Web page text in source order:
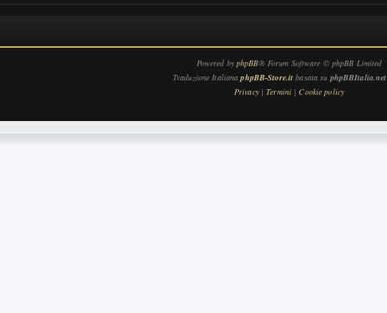
Powered by phpBB® Forum Software © phpBB Limited
Traduzione ItalianaphpBB-Store.it basata su phpBBItalia.net
Privacy|Termini |Cookie policy